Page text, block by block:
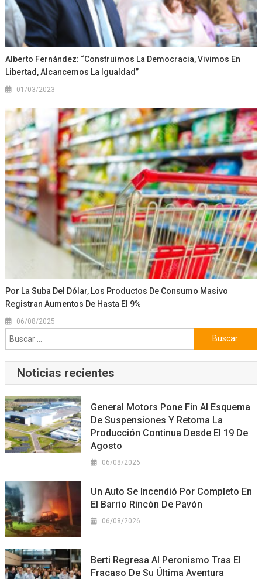
Alberto Fernández: “Construimos La Democracia, Vivimos En
Libertad, Alcancemos La Igualdad”
01/03/2023
Por La Suba Del Dólar, Los Productos De Consumo Masivo
Registran Aumentos De Hasta El 9%
06/08/2025
Buscar:
Noticias recientes
General Motors Pone Fin Al Esquema
De Suspensiones Y Retoma La
Producción Continua Desde El 19 De
Agosto
06/08/2026
Un Auto Se Incendió Por Completo En
El Barrio Rincón De Pavón
06/08/2026
Berti Regresa Al Peronismo Tras El
Fracaso De Su Última Aventura